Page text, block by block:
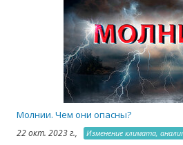
Молнии. Чем они опасны?
22 окт. 2023 г., Изменение климата,